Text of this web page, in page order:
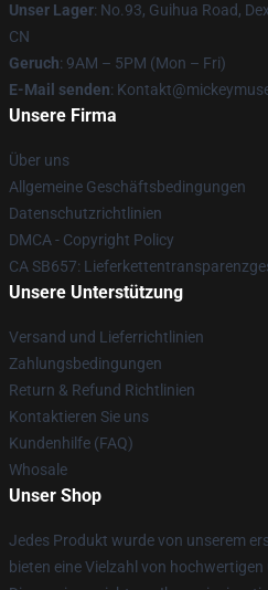
Unser Lager: No.93, Guihua Road,
CN
Geruch: 9AM – 5PM (Mon – Fri)
E-Mail senden:
Unsere Firma
Über uns
Allgemeine Geschäftsbedingungen
Datenschutzrichtlinien
DMCA - Copyright Policy
CA SB657:
Unsere Unterstützung
Versand und Lieferrichtlinien
Zahlungsbedingungen
Return & Refund Richtlinien
Kontaktieren Sie uns
Kundenhilfe (FAQ)
Whosale
Unser Shop
Jedes Produkt wurde von unserem
bieten eine Vielzahl von